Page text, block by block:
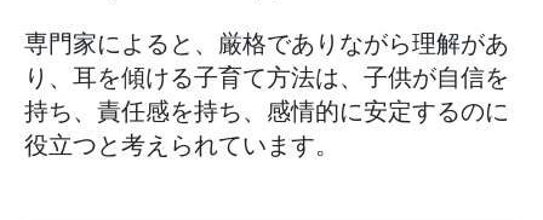
専門家によると、厳格でありながら理解があ
り、耳を傾ける子育て方法は、子供が自信を
持ち、責任感を持ち、感情的に安定するのに
役立つと考えられています。